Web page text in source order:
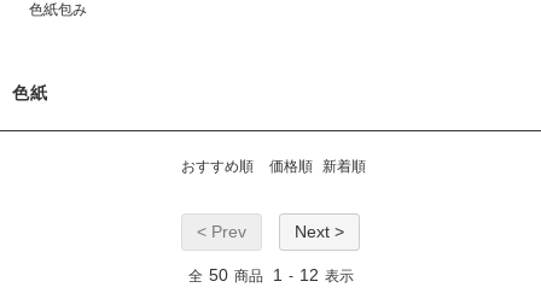
色紙包み
色紙
おすすめ順 価格順 新着順
< Prev Next >
全 50 商品 1 - 12 表示